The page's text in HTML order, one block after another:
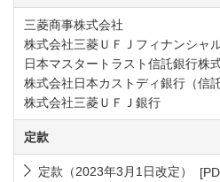
三菱商事株式会社
株式会社三菱ＵＦＪフィナンシャ
日本マスタートラスト信託銀行株
株式会社日本カストディ銀行（信託
株式会社三菱ＵＦＪ銀行
定款
定款（2023年3月1日改定）